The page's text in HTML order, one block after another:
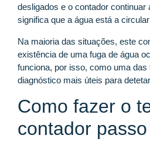
desligados e o contador
significa que a água está a
Na maioria das situações, este
existência de uma fuga de água
funciona, por isso, como uma das
diagnóstico mais úteis para
Como fazer o
contador